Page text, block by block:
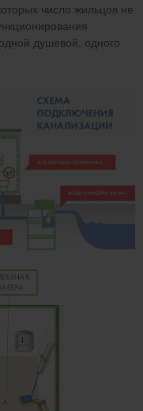
число жильцов не
душевой, одного